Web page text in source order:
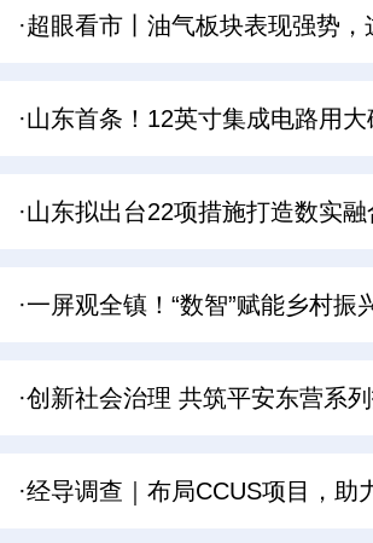
·超眼看市丨油气板块表现强势
·山东首条！12英寸集成电路用
·山东拟出台22项措施打造数实
·一屏观全镇！“数智”赋能乡村振
·创新社会治理 共筑平安东营系
·经导调查｜布局CCUS项目，助